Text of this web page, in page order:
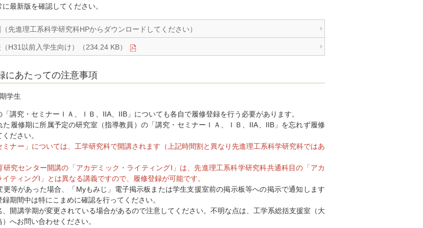
最新版を確認してください。
先進理工系科学研究科HPからダウンロードしてください）
H31以前入学生向け）（234.24 KB）
にあたっての注意事項
学生
「講究・セミナーＩＡ、ＩＢ、IIA、IIB」についても各自で履修登録を行う必要があります。
た履修期に所属予定の研究室（指導教員）の「講究・セミナーＩＡ、ＩＢ、IIA、IIB」を忘れず履修
ださい。
ミナー」については、工学研究科で開講されます（上記時間割と異なり先進理工系科学研究科ではあ
研究センター開講の「アカデミック・ライティングI」は、先進理工系科学研究科共通科目の「アカ
ティングI」とは異なる講義ですので、履修登録が可能です。
更等があった場合、「Myもみじ」電子掲示板または学生支援室前の掲示板等への掲示で通知します
期間中は特にこまめに確認を行ってください。
、開講学期が変更されている場合があるので注意してください。不明な点は、工学系総括支援室（大
へお問い合わせください。